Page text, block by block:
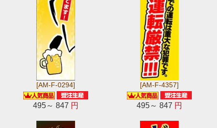
[AM-F-0294]
495～ 847 円
[AM-F-4357]
495～ 847 円